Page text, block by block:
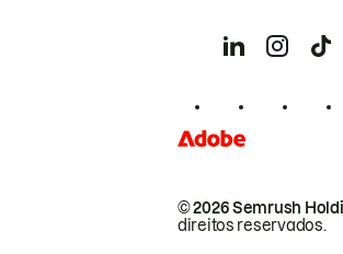
© 2026 Semrush
direitos reservados.